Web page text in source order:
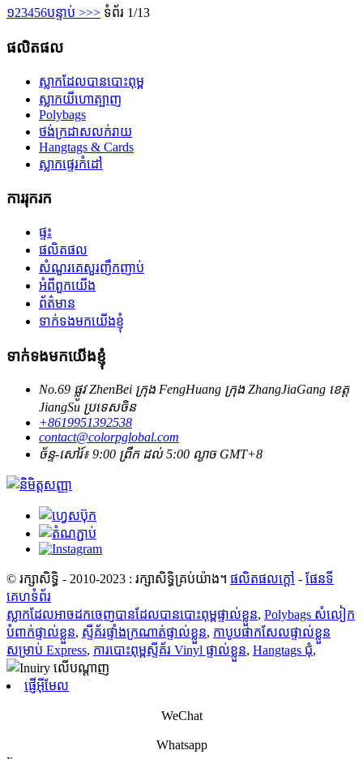
១23456បន្ទាប់ >>> ទំព័រ 1/13
ផលិតផល
ស្លាកដែលបានបោះពុម្ព
ស្លាកយីហោត្បាញ
Polybags
ថង់ក្រដាសលក់រាយ
Hangtags & Cards
ស្លាកផ្ទេរកំដៅ
ការរុករក
ផ្ទះ
ផលិតផល
សំណួរគេសួរញឹកញាប់
អំពីពួកយើង
ព័ត៌មាន
ទាក់ទងមកយើងខ្ញុំ
ទាក់ទងមកយើងខ្ញុំ
No.69 ផ្លូវ ZhenBei ក្រុង FengHuang ក្រុង ZhangJiaGang ខេត្ត
JiangSu ប្រទេសចិន
+8619951392538
contact@colorpglobal.com
ច័ន្ទ-សៅរ៍៖ 9:00 ព្រឹក ដល់ 5:00 ល្ងាច GMT+8
© រក្សាសិទ្ធិ - 2010-2023 : រក្សាសិទ្ធិគ្រប់យ៉ាង។ ផលិតផលក្តៅ - ផែនទី
គេហទំព័រ
ស្លាកដែលអាចដកចេញបានដែលបានបោះពុម្ពផ្ទាល់ខ្លួន, Polybags សំលៀក
បំពាក់ផ្ទាល់ខ្លួន, ស្ទីគ័រផ្ទាំងក្រណាត់ផ្ទាល់ខ្លួន, កាបូបផាកសែលផ្ទាល់ខ្លួន
សម្រាប់ Express, ការបោះពុម្ពស្ទីគ័រ Vinyl ផ្ទាល់ខ្លួន, Hangtags ជុំ,
ផ្ញើអ៊ីមែល
WeChat
Whatsapp